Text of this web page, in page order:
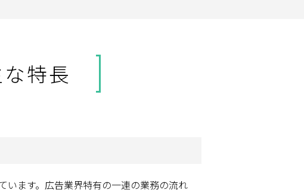
特長
います。広告業界特有の一連の業務の流れ